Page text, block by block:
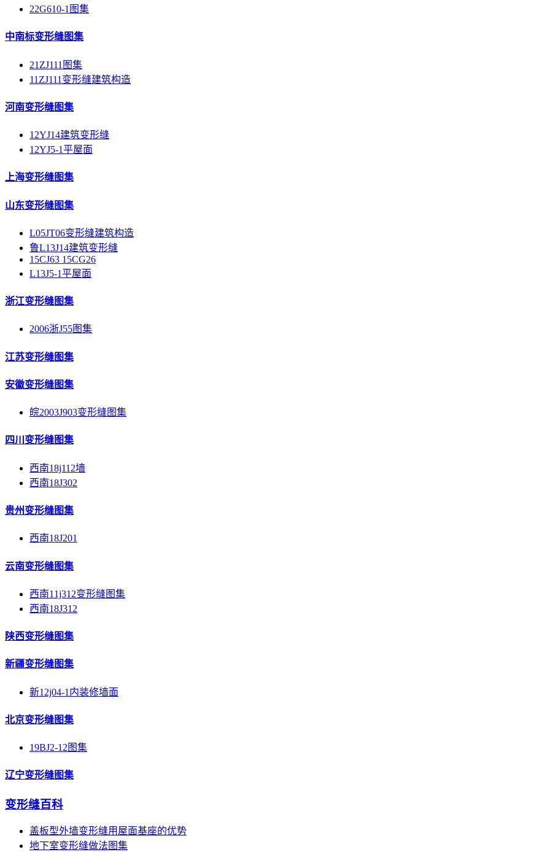
22G610-1图集
中南标变形缝图集
21ZJ111图集
11ZJ111变形缝建筑构造
河南变形缝图集
12YJ14建筑变形缝
12YJ5-1平屋面
上海变形缝图集
山东变形缝图集
L05JT06变形缝建筑构造
鲁L13J14建筑变形缝
15CJ63 15CG26
L13J5-1平屋面
浙江变形缝图集
2006浙J55图集
江苏变形缝图集
安徽变形缝图集
皖2003J903变形缝图集
四川变形缝图集
西南18j112墙
西南18J302
贵州变形缝图集
西南18J201
云南变形缝图集
西南11j312变形缝图集
西南18J312
陕西变形缝图集
新疆变形缝图集
新12j04-1内装修墙面
北京变形缝图集
19BJ2-12图集
辽宁变形缝图集
变形缝百科
盖板型外墙变形缝用屋面基座的优势
地下室变形缝做法图集